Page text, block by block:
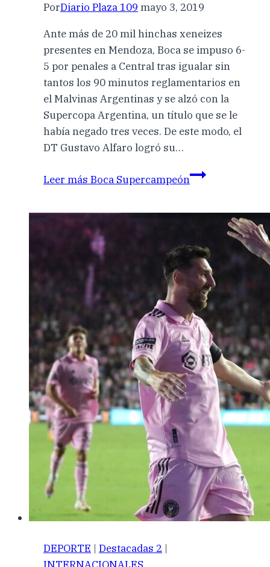
PorDiario Plaza 109 mayo 3, 2019
Ante más de 20 mil hinchas xeneizes
presentes en Mendoza, Boca se impuso 6-
5 por penales a Central tras igualar sin
tantos los 90 minutos reglamentarios en
el Malvinas Argentinas y se alzó con la
Supercopa Argentina, un título que se le
había negado tres veces. De este modo, el
DT Gustavo Alfaro logró su…
Leer más Boca Supercampeón
DEPORTE | Destacadas 2 |